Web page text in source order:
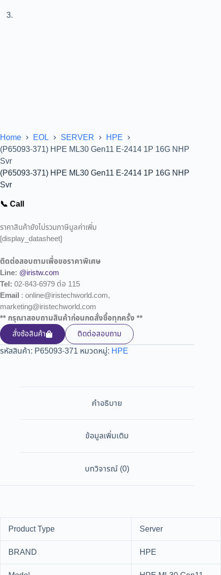
Home EOL SERVER
HPE
(P65093-371) HPE ML30 Gen11 E-2414 1P 16G NHP
Svr
(P65093-371) HPE ML30 Gen11 E-2414 1P 16G NHP
Svr
📞 Call
ราคาสินค้ายังไม่รวมภาษีมูลค่าเพิ่ม
[display_datasheet]
ติดต่อสอบถามเพื่อขอราคาพิเศษ
Line: @iristw.com
Tel: 02-843-6979 ต่อ 115
Email : online@iristechworld.com,
marketing@iristechworld.com
** กรุณาสอบถามสินค้าก่อนกดสั่งซื้อทุกครั้ง **
สั่งซ้อสินค้า
ติดต่อสอบถาม
รหัสสินค้า: P65093-371 หมวดหมู่: HPE
คำอธิบาย
ข้อมูลเพิ่มเติม
บทวิจารณ์ (0)
Product Type
Server
BRAND
HPE